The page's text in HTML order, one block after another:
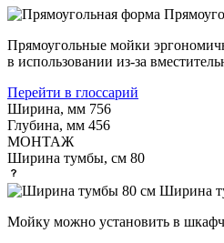
Прямоугольные мойки
в использовании из-за
Перейти в глоссарий
Ширина, мм 756
Глубина, мм 456
МОНТАЖ
Ширина тумбы, см 80
Ширина
Мойку можно установить в